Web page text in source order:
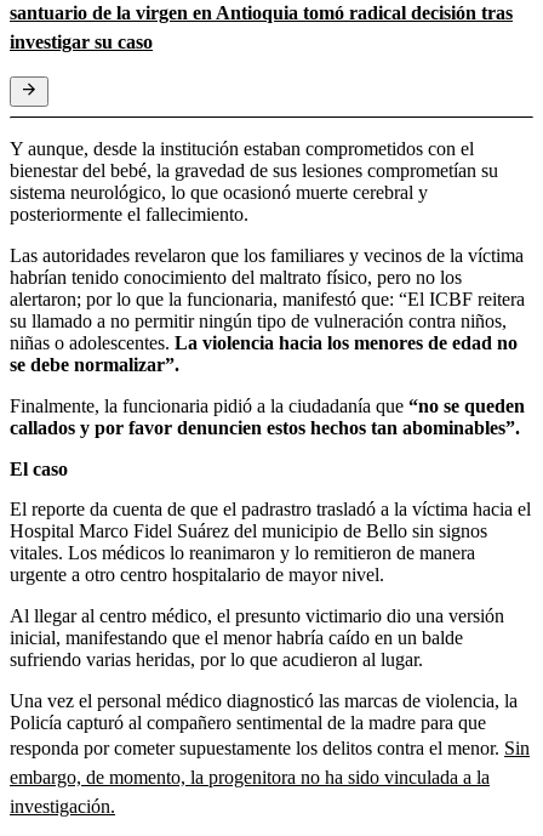
santuario de la virgen en Antioquia tomó radical decisión tras
investigar su caso
Y aunque, desde la institución estaban comprometidos con el
bienestar del bebé, la gravedad de sus lesiones comprometían su
sistema neurológico, lo que ocasionó muerte cerebral y
posteriormente el fallecimiento.
Las autoridades revelaron que los familiares y vecinos de la víctima
habrían tenido conocimiento del maltrato físico, pero no los
alertaron; por lo que la funcionaria, manifestó que: “El ICBF reitera
su llamado a no permitir ningún tipo de vulneración contra niños,
niñas o adolescentes. La violencia hacia los menores de edad no
se debe normalizar”.
Finalmente, la funcionaria pidió a la ciudadanía que “no se queden
callados y por favor denuncien estos hechos tan abominables”.
El caso
El reporte da cuenta de que el padrastro trasladó a la víctima hacia el
Hospital Marco Fidel Suárez del municipio de Bello sin signos
vitales. Los médicos lo reanimaron y lo remitieron de manera
urgente a otro centro hospitalario de mayor nivel.
Al llegar al centro médico, el presunto victimario dio una versión
inicial, manifestando que el menor habría caído en un balde
sufriendo varias heridas, por lo que acudieron al lugar.
Una vez el personal médico diagnosticó las marcas de violencia, la
Policía capturó al compañero sentimental de la madre para que
responda por cometer supuestamente los delitos contra el menor. Sin
embargo, de momento, la progenitora no ha sido vinculada a la
investigación.